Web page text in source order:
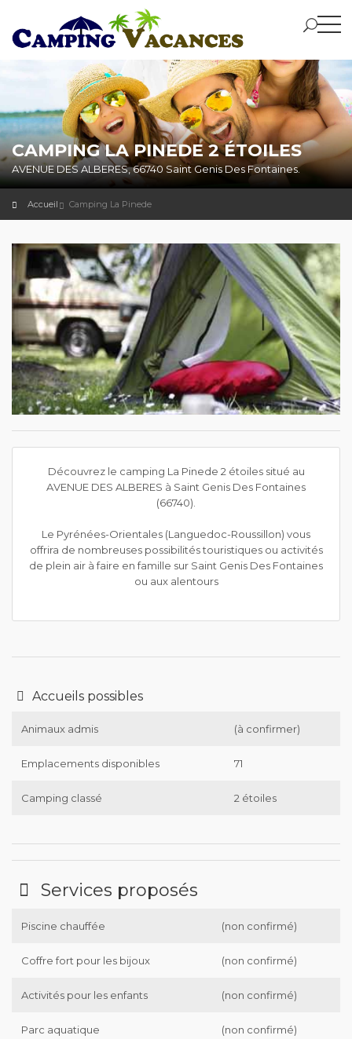
CAMPING LA PINEDE 2 ÉTOILES
AVENUE DES ALBERES, 66740 Saint Genis Des Fontaines.
Accueil Camping La Pinede
Découvrez le camping La Pinede 2 étoiles situé au
AVENUE DES ALBERES à Saint Genis Des Fontaines
(66740).
Le Pyrénées-Orientales (Languedoc-Roussillon) vous
offrira de nombreuses possibilités touristiques ou activités
de plein air à faire en famille sur Saint Genis Des Fontaines
ou aux alentours
Accueils possibles
Animaux admis (à confirmer)
Emplacements disponibles 71
Camping classé 2 étoiles
Services proposés
Piscine chauffée (non confirmé)
Coffre fort pour les bijoux (non confirmé)
Activités pour les enfants (non confirmé)
Parc aquatique (non confirmé)